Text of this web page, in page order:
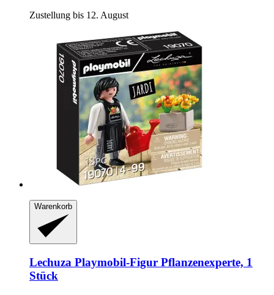
Zustellung bis 12. August
Warenkorb
Lechuza Playmobil-​Figur Pflanzenexperte, 1
Stück